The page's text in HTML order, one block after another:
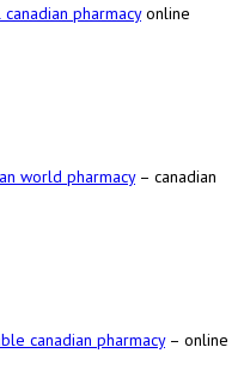
pharmacyonline
world pharmacy– canadian
canadian pharmacy– online